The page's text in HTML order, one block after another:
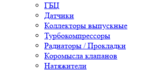
ГБЦ
Датчики
Коллекторы выпускные
Турбокомпрессоры
Радиаторы / Прокладки
Коромысла клапанов
Натяжители